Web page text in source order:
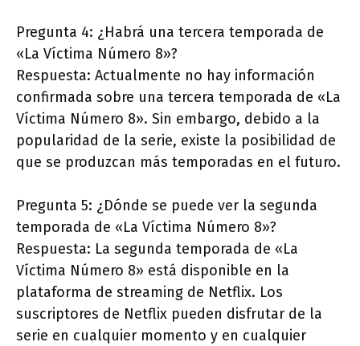
Pregunta 4: ¿Habrá una tercera temporada de
«La Víctima Número 8»?
Respuesta: Actualmente no hay información
confirmada sobre una tercera temporada de «La
Víctima Número 8». Sin embargo, debido a la
popularidad de la serie, existe la posibilidad de
que se produzcan más temporadas en el futuro.
Pregunta 5: ¿Dónde se puede ver la segunda
temporada de «La Víctima Número 8»?
Respuesta: La segunda temporada de «La
Víctima Número 8» está disponible en la
plataforma de streaming de Netflix. Los
suscriptores de Netflix pueden disfrutar de la
serie en cualquier momento y en cualquier